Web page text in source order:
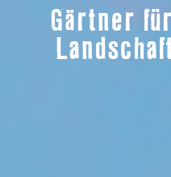
Gärtner